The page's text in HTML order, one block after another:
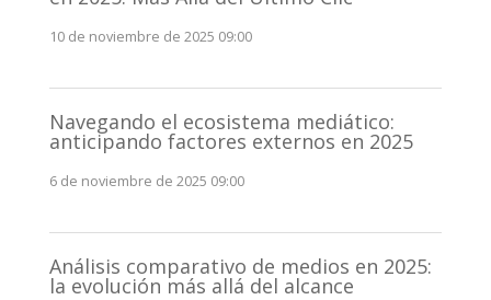
10 de noviembre de 2025 09:00
Navegando el ecosistema mediático:
anticipando factores externos en 2025
6 de noviembre de 2025 09:00
Análisis comparativo de medios en 2025:
la evolución más allá del alcance